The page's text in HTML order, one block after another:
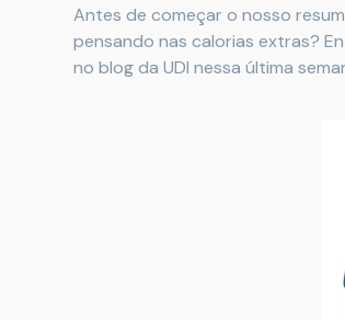
Antes de começar o nosso
pensando nas calorias extras?
no blog da UDI nessa última